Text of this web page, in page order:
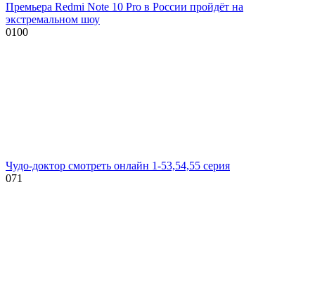
Премьера Redmi Note 10 Pro в России пройдёт на
экстремальном шоу
0100
Чудо-доктор смотреть онлайн 1-53,54,55 серия
071